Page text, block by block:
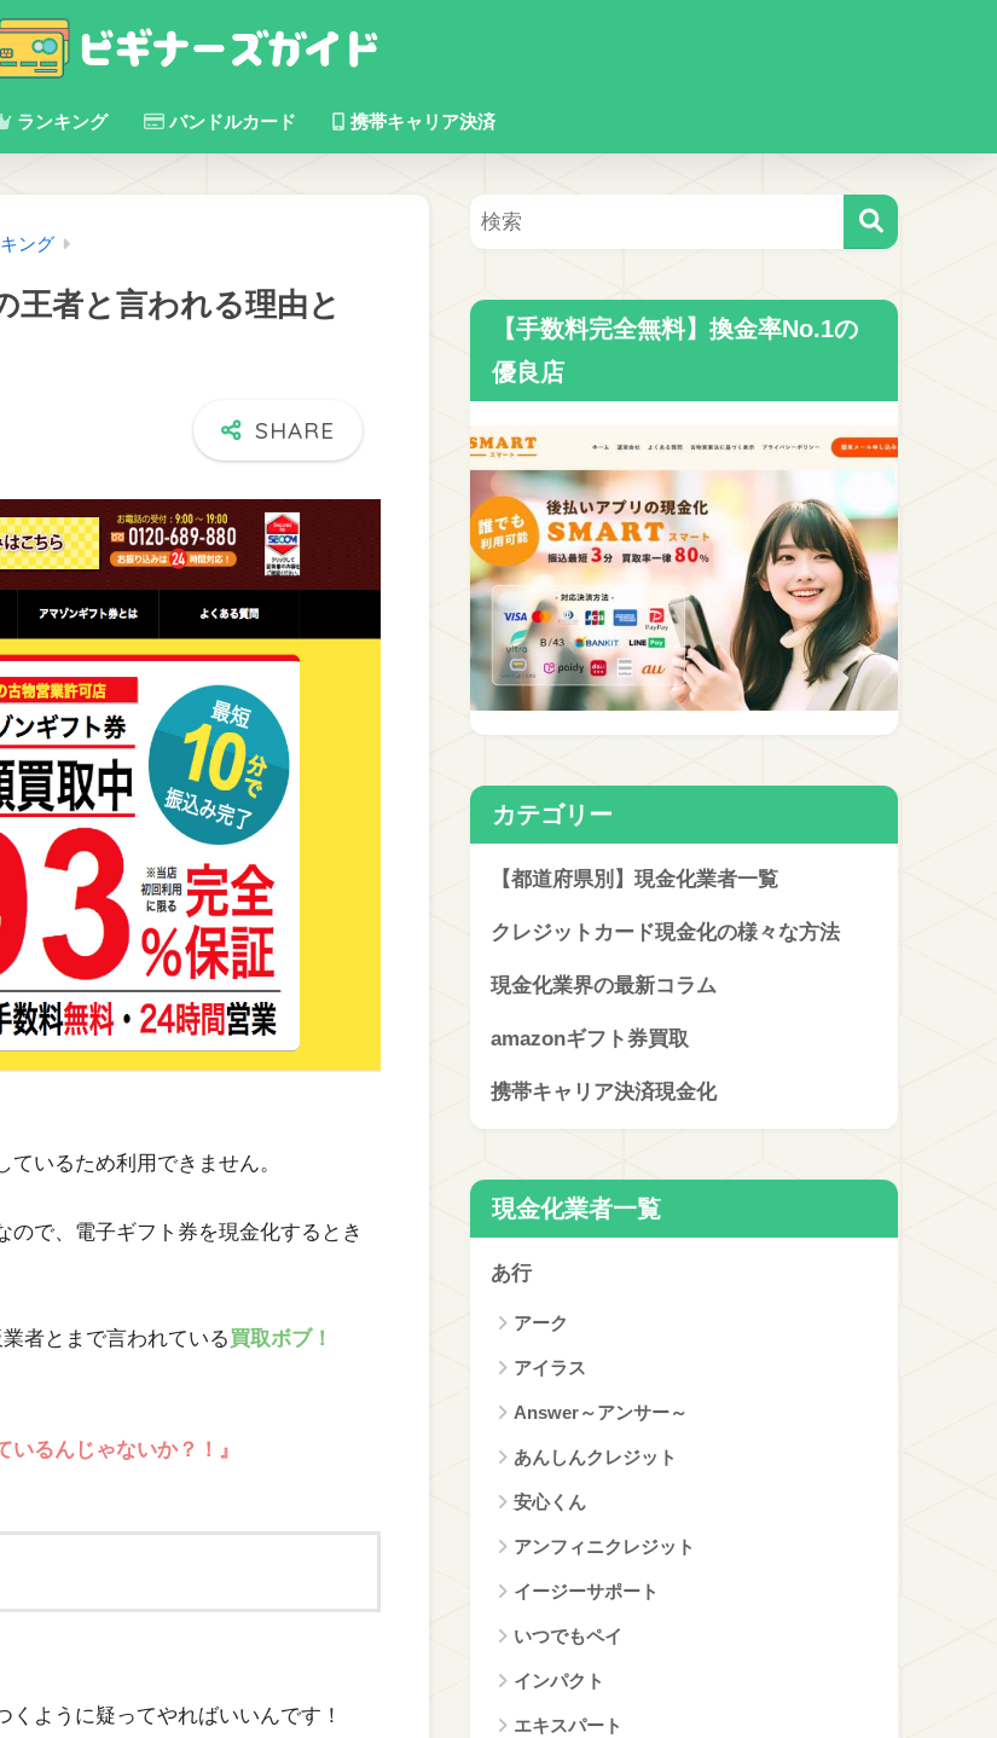
ランキング バンドルカード 携帯キャリア決済
ング
王者と言われる理由と
ているため利用できません。
ので、電子ギフト券を現金化するとき
者とまで言われている買取ボブ！
いるんじゃないか？！』
ように疑ってやればいいんです！
【手数料完全無料】換金率No.1の
優良店
カテゴリー
【都道府県別】現金化業者一覧
クレジットカード現金化の様々な方法
現金化業界の最新コラム
amazonギフト券買取
携帯キャリア決済現金化
現金化業者一覧
あ行
アーク
アイラス
Answer～アンサー～
あんしんクレジット
安心くん
アンフィニクレジット
イージーサポート
いつでもペイ
インパクト
エキスパート